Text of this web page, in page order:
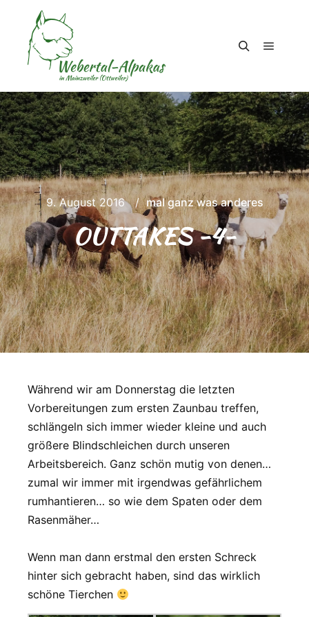
9. August 2016 mal ganz was anderes
OUTTAKES -4-
Während wir am Donnerstag die letzten
Vorbereitungen zum ersten Zaunbau treffen,
schlängeln sich immer wieder kleine und auch
größere Blindschleichen durch unseren
Arbeitsbereich. Ganz schön mutig von denen…
zumal wir immer mit irgendwas gefährlichem
rumhantieren… so wie dem Spaten oder dem
Rasenmäher…
Wenn man dann erstmal den ersten Schreck
hinter sich gebracht haben, sind das wirklich
schöne Tierchen